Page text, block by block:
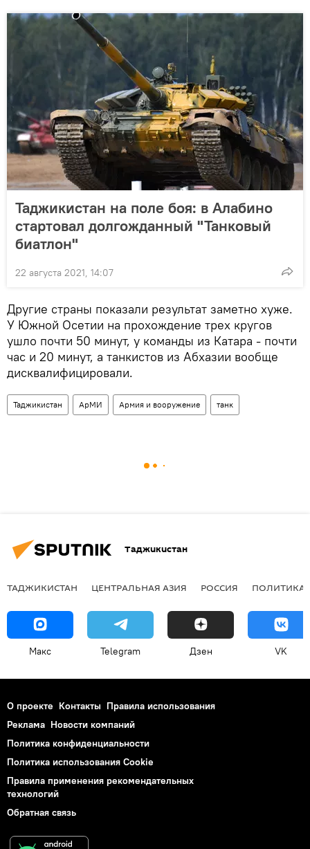
Таджикистан на поле боя: в Алабино
стартовал долгожданный "Танковый
биатлон"
22 августа 2021, 14:07
Другие страны показали результат заметно хуже.
У Южной Осетии на прохождение трех кругов
ушло почти 50 минут, у команды из Катара - почти
час и 20 минут, а танкистов из Абхазии вообще
дисквалифицировали.
Таджикистан АрМИ Армия и вооружение танк
Таджикистан
ТАДЖИКИСТАН ЦЕНТРАЛЬНАЯ АЗИЯ РОССИЯ ПОЛИТИКА
Макс Telegram Дзен VK
О проекте Контакты Правила использования
Реклама Новости компаний
Политика конфиденциальности
Политика использования Cookie
Правила применения рекомендательных
технологий
Обратная связь